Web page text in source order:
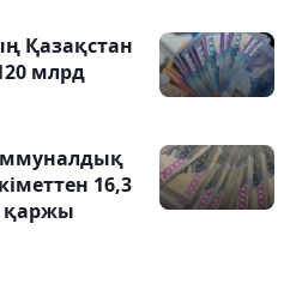
Қазақстан
млрд
16,3
қаржы